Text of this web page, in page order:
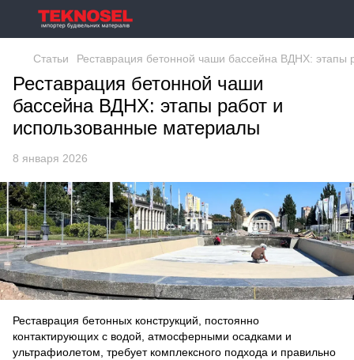
Статьи Реставрация бетонной чаши бассейна ВДНХ: этапы
Реставрация бетонной чаши
бассейна ВДНХ: этапы работ и
использованные материалы
8 января 2026
Реставрация бетонных конструкций, постоянно
контактирующих с водой, атмосферными осадками и
ультрафиолетом, требует комплексного подхода и правильно